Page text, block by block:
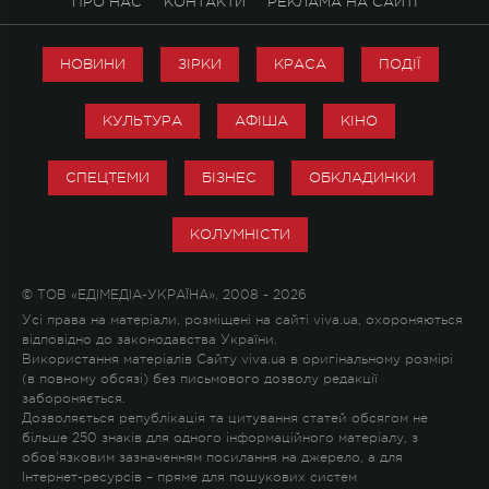
НОВИНИ ЗІРКИ КРАСА ПОДІЇ
КУЛЬТУРА АФІША КІНО
СПЕЦТЕМИ БІЗНЕС ОБКЛАДИНКИ
КОЛУМНІСТИ
© ТОВ «ЕДІМЕДІА-УКРАЇНА», 2008 - 2026
Усі права на матеріали, розміщені на сайті viva.ua, охороняються
відповідно до законодавства України.
Використання матеріалів Сайту viva.ua в оригінальному розмірі
(в повному обсязі) без письмового дозволу редакції
забороняється.
Дозволяється републікація та цитування статей обсягом не
більше 250 знаків для одного інформаційного матеріалу, з
обов'язковим зазначенням посилання на джерело, а для
Інтернет-ресурсів – пряме для пошукових систем